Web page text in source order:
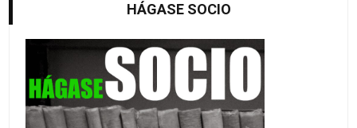
HÁGASE SOCIO